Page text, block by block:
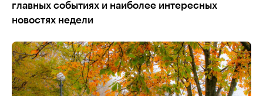
главных событиях и наиболее интересных
новостях недели